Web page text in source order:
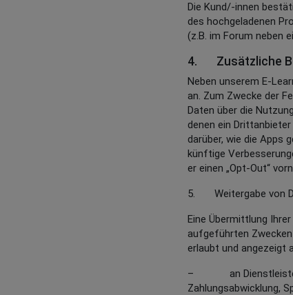
Die Kund/-innen
des hochgeladenen
(z.B. im Forum neben
4. Zusätzliche
Neben unserem E-
an. Zum Zwecke der
Daten über die
denen ein
darüber, wie die Apps
künftige
er einen „Opt-Out“
5. Weitergabe von
Eine Übermittlung
aufgeführten
erlaubt und angezeigt
– an Dienstleister
Zahlungsabwicklung,